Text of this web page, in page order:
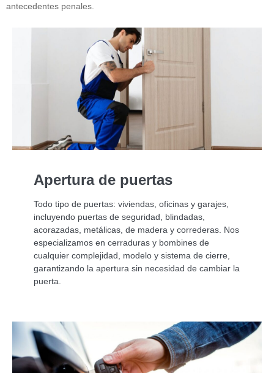
antecedentes penales.
Apertura de puertas
Todo tipo de puertas: viviendas, oficinas y garajes,
incluyendo puertas de seguridad, blindadas,
acorazadas, metálicas, de madera y correderas. Nos
especializamos en cerraduras y bombines de
cualquier complejidad, modelo y sistema de cierre,
garantizando la apertura sin necesidad de cambiar la
puerta.